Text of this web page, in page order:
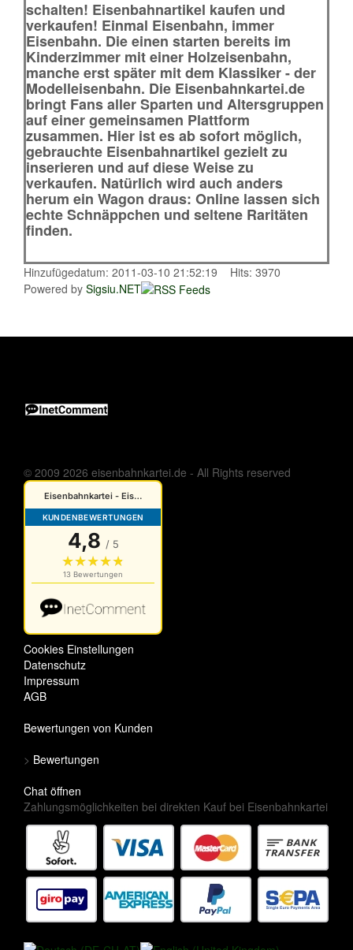
schalten! Eisenbahnartikel kaufen und
verkaufen! Einmal Eisenbahn, immer
Eisenbahn. Die einen starten bereits im
Kinderzimmer mit einer Holzeisenbahn,
manche erst später mit dem Klassiker - der
Modelleisenbahn. Die Eisenbahnkartei.de
bringt Fans aller Sparten und Altersgruppen
auf einer gemeinsamen Plattform
zusammen. Hier ist es ab sofort möglich,
gebrauchte Eisenbahnartikel gezielt zu
inserieren und auf diese Weise zu
verkaufen. Natürlich wird auch anders
herum ein Wagon draus: Online lassen sich
echte Schnäppchen und seltene Raritäten
finden.
Hinzufügedatum: 2011-03-10 21:52:19 Hits: 3970
Powered by Sigsiu.NET
© 2009 2026 eisenbahnkartei.de - All Rights reserved
Cookies Einstellungen
Datenschutz
Impressum
AGB
Bewertungen von Kunden
> Bewertungen
Chat öffnen
Zahlungsmöglichkeiten bei direkten Kauf bei Eisenbahnkartei